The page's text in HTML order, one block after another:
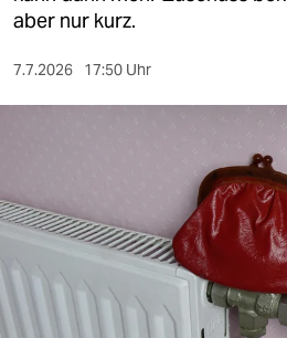
sport
berlin
verlag
verlag
veranstaltungen
aber nur kurz.
7.7.2026 17:50 Uhr